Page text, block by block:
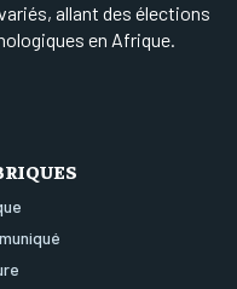
allant des élections
en Afrique.